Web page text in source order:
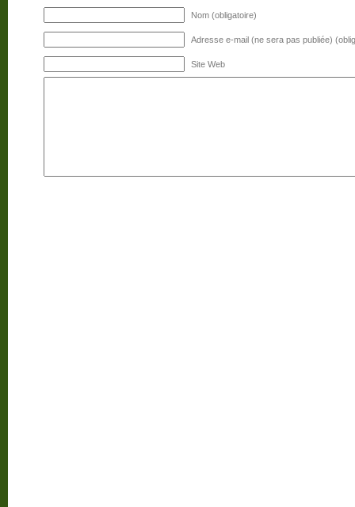
Nom (obligatoire)
Adresse e-mail (ne sera pas publiée)
Site Web